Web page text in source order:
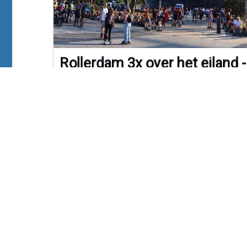
Rollerdam 3x over het eiland -